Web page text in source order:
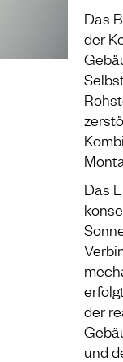
Das
der
Das
der
und